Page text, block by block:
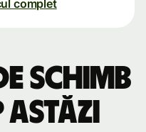
complet
schimb
astăzi